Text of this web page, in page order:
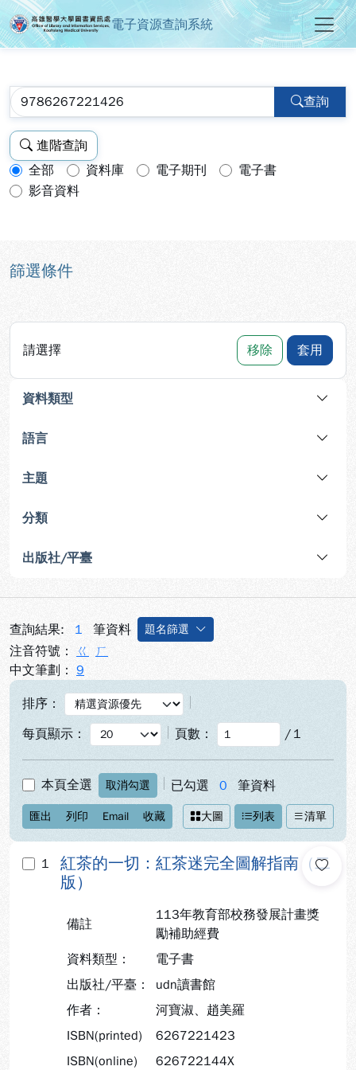
高雄醫學大學圖書資訊處電子資
電子資源查詢系統
查詢
進階查詢
查詢模式：
全部 資料庫 電子期刊
電子書
影音資料
篩選條件
請選擇 移除 套用
資料類型
語言
主題
分類
出版社/平臺
查詢結果: 1 筆資料 題名篩選
注音符號： ㄍ
ㄏ
中文筆劃： 9
排序：
每頁顯示：
頁數： / 1
本頁全選 取消勾選 已勾選 0 筆資料
匯出 列印 Email 收藏 大圖 列表 清單
1
紅茶的一切：紅茶迷完全圖解指南（二
版）
備註
113年教育部校務發展計畫獎
勵補助經費
資料類型：
電子書
出版社/平臺：
udn讀書館
作者：
河寶淑、趙美羅
ISBN(printed)
6267221423
ISBN(online)
626722144X